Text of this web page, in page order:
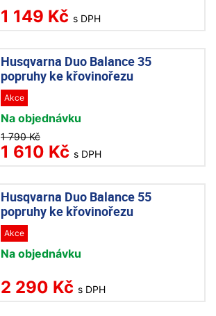
1 149 Kč s DPH
Husqvarna Duo Balance 35
popruhy ke křovinořezu
Akce
Na objednávku
1 790 Kč
1 610 Kč s DPH
Husqvarna Duo Balance 55
popruhy ke křovinořezu
Akce
Na objednávku
2 290 Kč s DPH